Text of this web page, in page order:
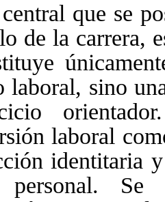
que se
de la carrera,
laboral, sino
laboral
identitaria
personal. Se